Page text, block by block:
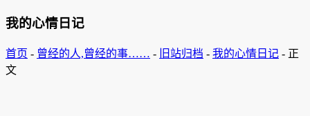
我的心情日记
首页 - 曾经的人,曾经的事…… - 旧站归档 - 我的心情日记 - 正
文